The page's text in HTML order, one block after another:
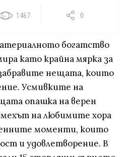
1467 0
богатство
като крайна мярка за
нещата, които
Усмивките на
опашка на верен
на любимите хора
моменти, които
и удовлетворение. В